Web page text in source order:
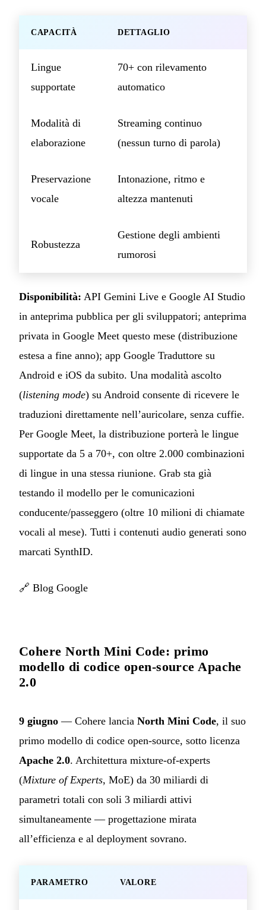
CAPACITÀ DETTAGLIO
Lingue
supportate
70+ con rilevamento
automatico
Modalità di
elaborazione
Streaming continuo
(nessun turno di parola)
Preservazione
vocale
Intonazione, ritmo e
altezza mantenuti
Robustezza
Gestione degli ambienti
rumorosi
Disponibilità: API Gemini Live e Google AI Studio
in anteprima pubblica per gli sviluppatori; anteprima
privata in Google Meet questo mese (distribuzione
estesa a fine anno); app Google Traduttore su
Android e iOS da subito. Una modalità ascolto
(listening mode) su Android consente di ricevere le
traduzioni direttamente nell’auricolare, senza cuffie.
Per Google Meet, la distribuzione porterà le lingue
supportate da 5 a 70+, con oltre 2.000 combinazioni
di lingue in una stessa riunione. Grab sta già
testando il modello per le comunicazioni
conducente/passeggero (oltre 10 milioni di chiamate
vocali al mese). Tutti i contenuti audio generati sono
marcati SynthID.
🔗 Blog Google
Cohere North Mini Code: primo
modello di codice open-source Apache
2.0
9 giugno — Cohere lancia North Mini Code, il suo
primo modello di codice open-source, sotto licenza
Apache 2.0. Architettura mixture-of-experts
(Mixture of Experts, MoE) da 30 miliardi di
parametri totali con soli 3 miliardi attivi
simultaneamente — progettazione mirata
all’efficienza e al deployment sovrano.
PARAMETRO VALORE